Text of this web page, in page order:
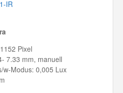
IR
Pixel
7.33 mm, manuell
w-Modus: 0,005 Lux